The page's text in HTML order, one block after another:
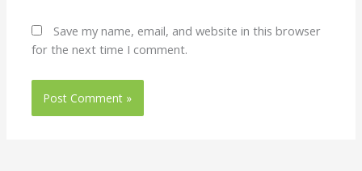
Save my name, email, and website in this browser
for the next time I comment.